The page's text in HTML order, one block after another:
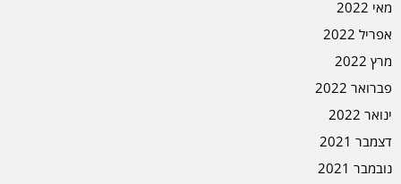
מאי 2022
אפריל 2022
מרץ 2022
פברואר 2022
ינואר 2022
דצמבר 2021
נובמבר 2021